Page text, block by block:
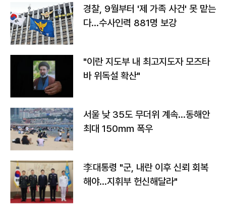
경찰, 9월부터 '제 가족 사건' 못 맡는
다…수사인력 881명 보강
"이란 지도부 내 최고지도자 모즈타
바 위독설 확산"
서울 낮 35도 무더위 계속…동해안
최대 150㎜ 폭우
李대통령 "군, 내란 이후 신뢰 회복
해야…지휘부 헌신해달라"